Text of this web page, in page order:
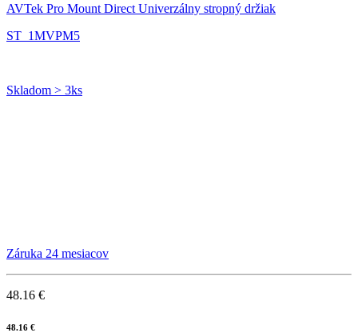
AVTek Pro Mount Direct Univerzálny stropný držiak
ST_1MVPM5
Skladom > 3ks
Záruka 24 mesiacov
48.16 €
48.16 €